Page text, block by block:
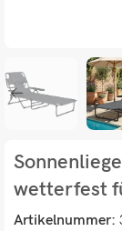
wetterfest
Artikelnummer: